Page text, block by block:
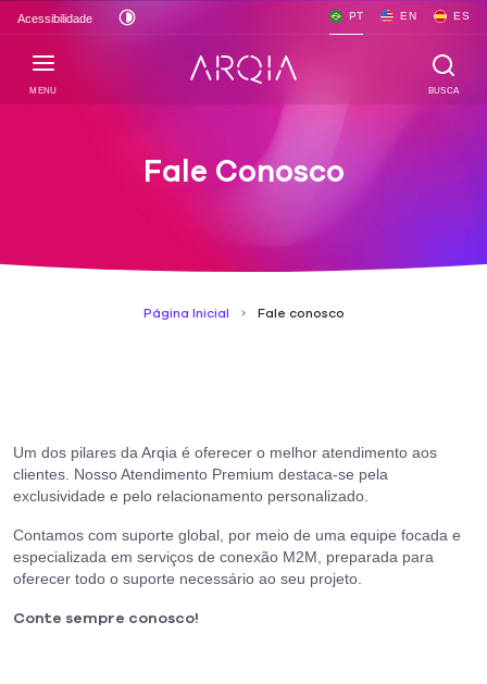
Acessibilidade PT EN ES
MENU BUSCA
Fale Conosco
Página Inicial Fale conosco
Um dos pilares da Arqia é oferecer o melhor atendimento aos
clientes. Nosso Atendimento Premium destaca-se pela
exclusividade e pelo relacionamento personalizado.
Contamos com suporte global, por meio de uma equipe focada e
especializada em serviços de conexão M2M, preparada para
oferecer todo o suporte necessário ao seu projeto.
Conte sempre conosco!